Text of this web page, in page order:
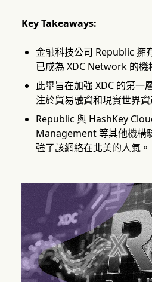
Key Takeaways:
金融科技公司 Republic 擁
已成為 XDC Network 的機
此舉旨在加強 XDC 的第一
注於貿易融資和現實世界資
Republic 與 HashKey
Management 等其他機構
強了該網絡在北美的人氣。